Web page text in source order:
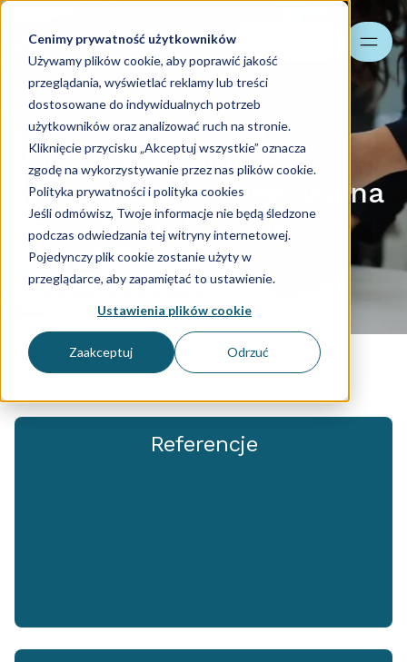
Cenimy prywatność użytkowników
Używamy plików cookie, aby poprawić jakość
przeglądania, wyświetlać reklamy lub treści
dostosowane do indywidualnych potrzeb
użytkowników oraz analizować ruch na stronie.
Kliknięcie przycisku „Akceptuj wszystkie” oznacza
zgodę na wykorzystywanie przez nas plików cookie.
Polityka prywatności i polityka cookies
Jeśli odmówisz, Twoje informacje nie będą śledzone
podczas odwiedzania tej witryny internetowej.
Pojedynczy plik cookie zostanie użyty w
przeglądarce, aby zapamiętać to ustawienie.
Ustawienia plików cookie
Zaakceptuj Odrzuć
Jak zmienić biuro
rachunkowe i księgową na
początku roku – bez
ryzyka i chaosu
Skontaktuj się z nami
Księgowość
Referencje